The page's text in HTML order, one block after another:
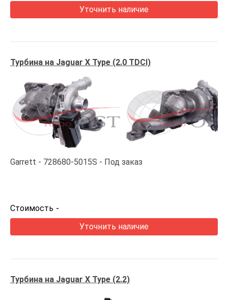
Уточнить наличие
Турбина на Jaguar X Type (2.0 TDCI)
Garrett 728680-5015S Под заказ
Стоимость -
Уточнить наличие
Турбина на Jaguar X Type (2.2)